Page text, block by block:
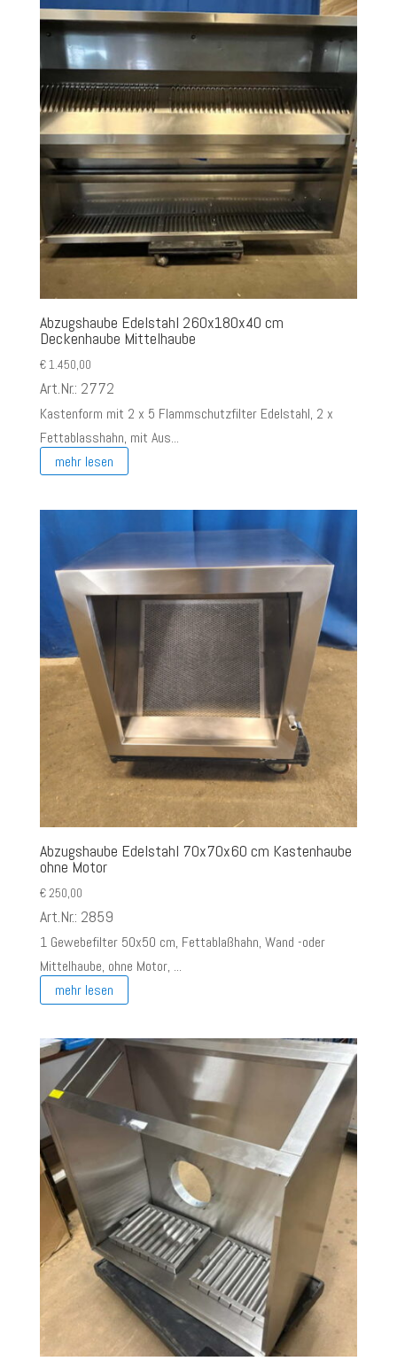
Abzugshaube Edelstahl 260x180x40 cm
Deckenhaube Mittelhaube
€1.450,00
Art.Nr.: 2772
Kastenform mit 2 x 5 Flammschutzfilter Edelstahl, 2 x
Fettablasshahn, mit Aus...
mehr lesen
Abzugshaube Edelstahl 70x70x60 cm Kastenhaube
ohne Motor
€250,00
Art.Nr.: 2859
1 Gewebefilter 50x50 cm, Fettablaßhahn, Wand -oder
Mittelhaube, ohne Motor, ...
mehr lesen